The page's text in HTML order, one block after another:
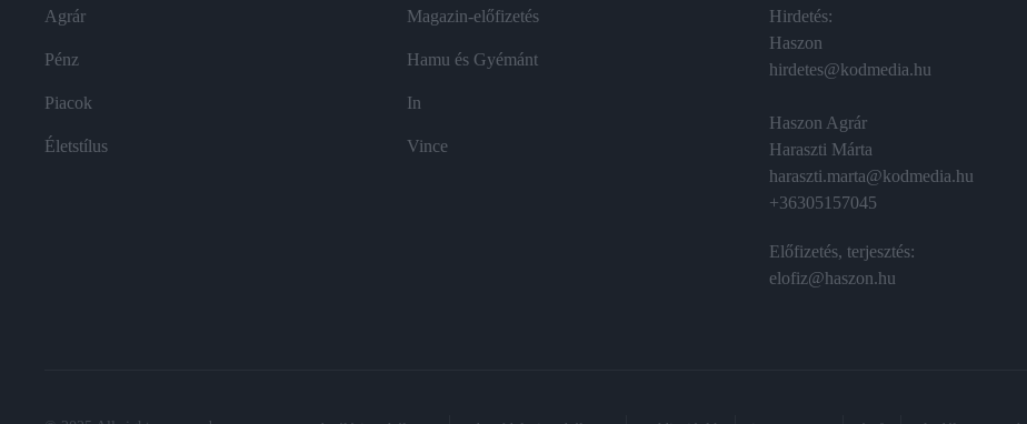
Agrár
Pénz
Piacok
Életstílus
Magazin-előfizetés
Hamu és Gyémánt
In
Vince
Hirdetés:
Haszon
hirdetes@kodmedia.hu
Haszon Agrár
Haraszti Márta
haraszti.marta@kodmedia.hu
+36305157045
Előfizetés, terjesztés:
elofiz@haszon.hu